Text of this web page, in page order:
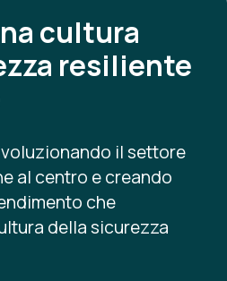
cultura
resiliente
il settore
al centro e creando
che
della sicurezza